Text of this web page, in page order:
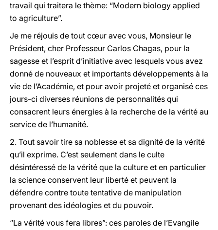
travail qui traitera le thème: “Modern biology applied
to agriculture”.
Je me réjouis de tout cœur avec vous, Monsieur le
Président, cher Professeur Carlos Chagas, pour la
sagesse et l’esprit d’initiative avec lesquels vous avez
donné de nouveaux et importants développements à la
vie de l’Académie, et pour avoir projeté et organisé ces
jours-ci diverses réunions de personnalités qui
consacrent leurs énergies à la recherche de la vérité au
service de l’humanité.
2. Tout savoir tire sa noblesse et sa dignité de la vérité
qu’il exprime. C’est seulement dans le culte
désintéressé de la vérité que la culture et en particulier
la science conservent leur liberté et peuvent la
défendre contre toute tentative de manipulation
provenant des idéologies et du pouvoir.
“La vérité vous fera libres”: ces paroles de l’Evangile